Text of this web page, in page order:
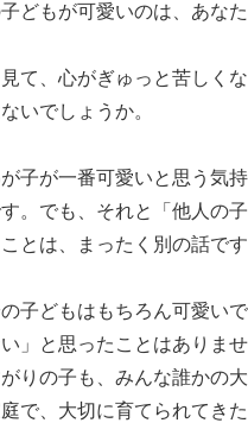
子どもが可愛いのは、あなた
て、心がぎゅっと苦しく
いでしょうか。
子が一番可愛いと思う気
。でも、それと「他人の
とは、まったく別の話です
子どもはもちろん可愛い
い」と思ったことはありま
りの子も、みんな誰かの
で、大切に育てられてき